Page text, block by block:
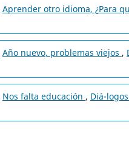
Aprender otro idioma, ¿Para
Año nuevo, problemas viejos ,
Nos falta educación , Diá-